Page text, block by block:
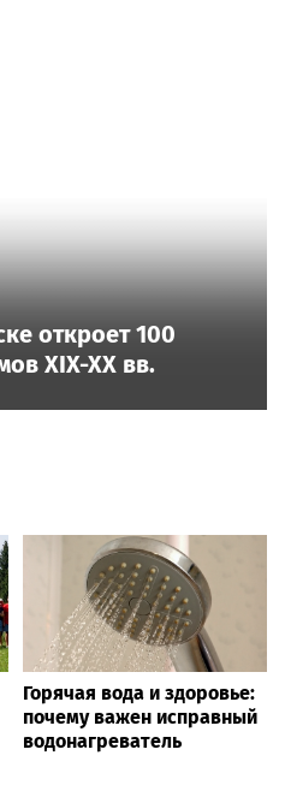
откроет 100
XIX-XX вв.
Горячая вода и здоровье:
почему важен исправный
водонагреватель